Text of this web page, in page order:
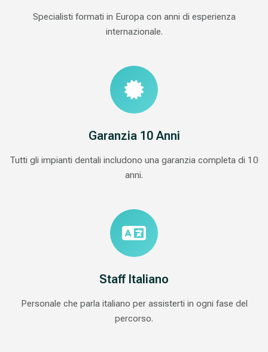
Specialisti formati in Europa con anni di esperienza
internazionale.
Garanzia 10 Anni
Tutti gli impianti dentali includono una garanzia completa di 10
anni.
Staff Italiano
Personale che parla italiano per assisterti in ogni fase del
percorso.